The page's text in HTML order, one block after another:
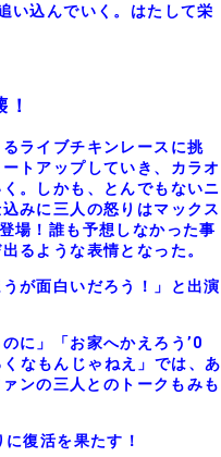
い込んでいく。はたして栄
ライブチキンレースに挑
トアップしていき、カラオ
。しかも、とんでもないニ
みに三人の怒りはマックス
場！誰も予想しなかった事
るような表情となった。
が面白いだろう！」と出演
に」「お家へかえろう’0
なもんじゃねえ」では、あ
ンの三人とのトークもみも
復活を果たす！